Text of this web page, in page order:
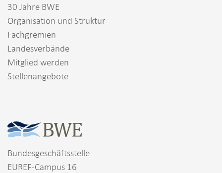
30 Jahre BWE
Organisation und Struktur
Fachgremien
Landesverbände
Mitglied werden
Stellenangebote
Bundesgeschäftsstelle
EUREF-Campus 16